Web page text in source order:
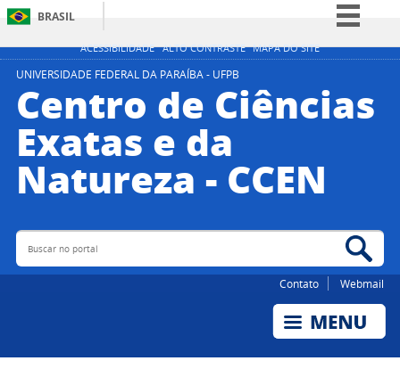
ACESSIBILIDADE ALTO CONTRASTE MAPA DO SITE
BRASIL
Simplifique!
Participe
Canais
UNIVERSIDADE FEDERAL DA PARAÍBA - UFPB
Centro de Ciências
Exatas e da
Natureza - CCEN
Buscar no portal
Contato Webmail